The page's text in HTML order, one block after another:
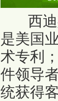
西
是美国
术专利
件领导
统获得